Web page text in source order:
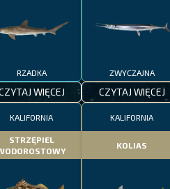
RZADKA
WIĘCEJ
ZWYCZAJNA
CZYTAJ WIĘCEJ
KALIFORNIA
STRZĘPIEL
KALIFORNIA
KOLIAS